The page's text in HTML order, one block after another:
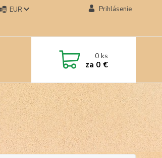
EUR Prihlásenie
0ks
za 0 €